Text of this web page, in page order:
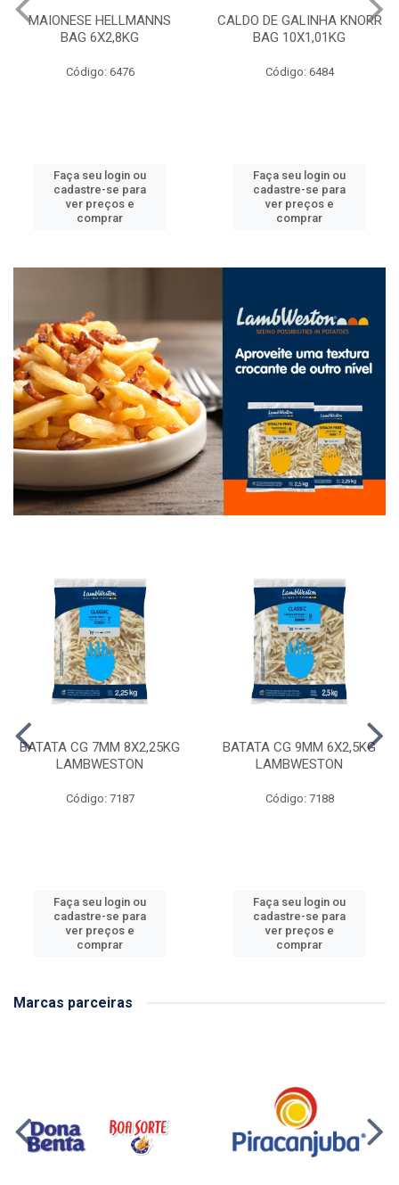
MAIONESE HELLMANNS
BAG 6X2,8KG
Código: 6476
Faça seu login ou
cadastre-se para
ver preços e
comprar
CALDO DE GALINHA KNORR
BAG 10X1,01KG
Código: 6484
Faça seu login ou
cadastre-se para
ver preços e
comprar
BATATA CG 7MM 8X2,25KG
LAMBWESTON
Código: 7187
Faça seu login ou
cadastre-se para
ver preços e
comprar
BATATA CG 9MM 6X2,5KG
LAMBWESTON
Código: 7188
Faça seu login ou
cadastre-se para
ver preços e
comprar
Marcas parceiras